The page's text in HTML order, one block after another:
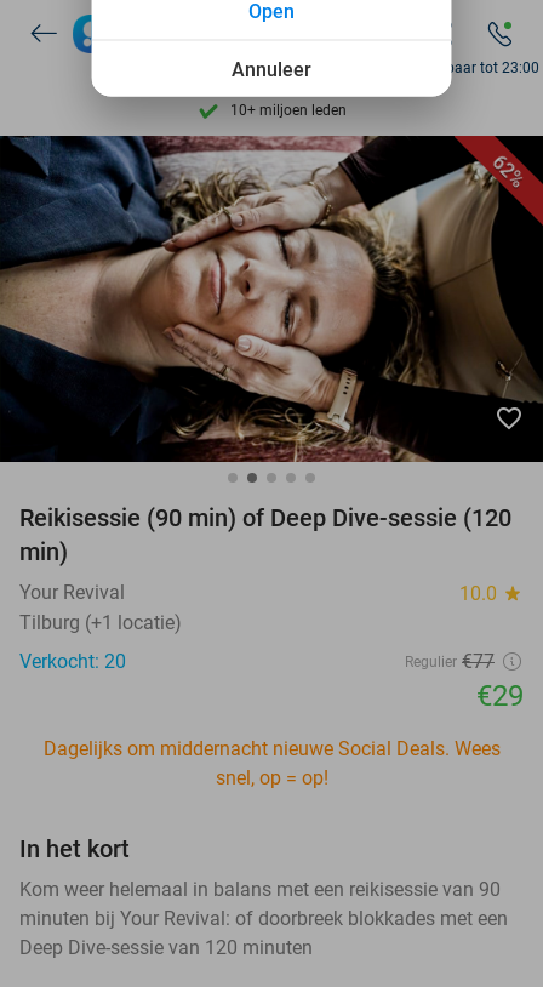
Ontdek 15.000+ deals
7 dagen per week beschikbaar
10+ miljoen leden
op basis van 206.071 reviews
Ontdek 15.000+ deals
7 dagen per week beschikbaar
10+ miljoen leden
Bereikbaar tot 23:00
62%
favorite_border
Reikisessie (90 min) of Deep Dive-sessie (120
min)
Your Revival 10.0 star
Tilburg (+1 locatie)
Verkocht: 20
Regulier €77
€29
Dagelijks om middernacht nieuwe Social Deals. Wees
snel, op = op!
In het kort
Kom weer helemaal in balans met een reikisessie van 90
minuten bij Your Revival: of doorbreek blokkades met een
Deep Dive-sessie van 120 minuten
Annuleer
Open